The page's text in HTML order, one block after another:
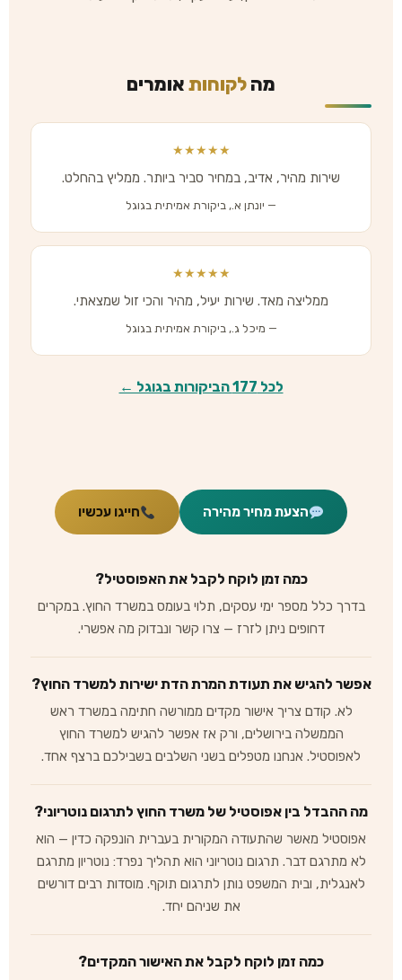
מה לקוחות אומרים
★★★★★
שירות מהיר, אדיב, במחיר סביר ביותר. ממליץ בהחלט.
— יונתן א., ביקורת אמיתית בגוגל
★★★★★
ממליצה מאד. שירות יעיל, מהיר והכי זול שמצאתי.
— מיכל ג., ביקורת אמיתית בגוגל
לכל 177 הביקורות בגוגל ←
הצעת מחיר מהירה חייגו עכשיו
כמה זמן לוקח לקבל את האפוסטיל?
בדרך כלל מספר ימי עסקים, תלוי בעומס במשרד החוץ. במקרים
דחופים ניתן לזרז — צרו קשר ונבדוק מה אפשרי.
אפשר להגיש את תעודת המרת הדת ישירות למשרד החוץ?
לא. קודם צריך אישור מקדים ממורשה חתימה במשרד ראש
הממשלה בירושלים, ורק אז אפשר להגיש למשרד החוץ
לאפוסטיל. אנחנו מטפלים בשני השלבים בשבילכם ברצף אחד.
מה ההבדל בין אפוסטיל של משרד החוץ לתרגום נוטריוני?
אפוסטיל מאשר שהתעודה המקורית בעברית הונפקה כדין — הוא
לא מתרגם דבר. תרגום נוטריוני הוא תהליך נפרד: נוטריון מתרגם
לאנגלית, ובית המשפט נותן לתרגום תוקף. מוסדות רבים דורשים
את שניהם יחד.
כמה זמן לוקח לקבל את האישור המקדים?